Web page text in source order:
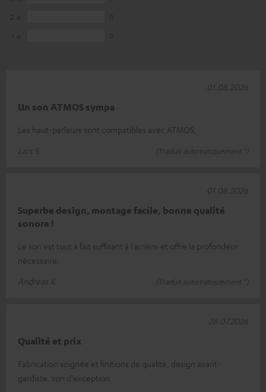
Un son ATMOS sympa
Les haut-parleurs sont compatibles avec ATMOS,
Lars S.
(Traduit automatiquement *)
01.08.2026
Superbe design, montage facile, bonne qualité
sonore !
Le son est tout à fait suffisant à l'arrière et offre la profondeur
nécessaire.
Andreas K.
(Traduit automatiquement *)
01.08.2026
Qualité et prix
Fabrication soignée et finitions de qualité, design avant-
gardiste, son d'exception
28.07.2026